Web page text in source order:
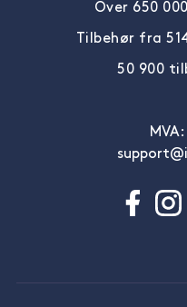
Over 650
Tilbehør fra
50 900